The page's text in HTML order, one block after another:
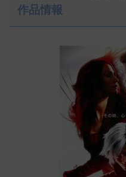
作品情報